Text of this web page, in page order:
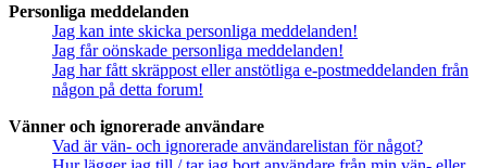
Personliga meddelanden
Jag kan inte skicka personliga meddelanden!
Jag får oönskade personliga meddelanden!
Jag har fått skräppost eller anstötliga e-postmeddelanden från
någon på detta forum!
Vänner och ignorerade användare
Vad är vän- och ignorerade användarelistan för något?